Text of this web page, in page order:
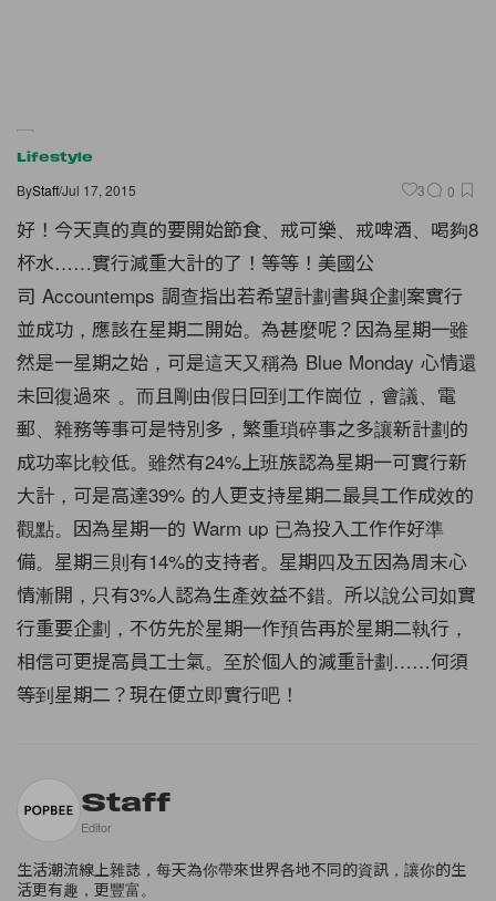
Lifestyle
ByStaff/Jul 17, 2015 3 0
好！今天真的真的要開始節食、戒可樂、戒啤酒、喝夠8
杯水……實行減重大計的了！等等！美國公
司 Accountemps 調查指出若希望計劃書與企劃案實行
並成功，應該在星期二開始。為甚麼呢？因為星期一雖
然是一星期之始，可是這天又稱為 Blue Monday 心情還
未回復過來 。而且剛由假日回到工作崗位，會議、電
郵、雜務等事可是特別多，繁重瑣碎事之多讓新計劃的
成功率比較低。雖然有24%上班族認為星期一可實行新
大計，可是高達39% 的人更支持星期二最具工作成效的
觀點。因為星期一的 Warm up 已為投入工作作好準
備。星期三則有14%的支持者。星期四及五因為周末心
情漸開，只有3%人認為生產效益不錯。所以說公司如實
行重要企劃，不仿先於星期一作預告再於星期二執行，
相信可更提高員工士氣。至於個人的減重計劃……何須
等到星期二？現在便立即實行吧！
Staff
Editor
生活潮流線上雜誌，每天為你帶來世界各地不同的資訊，讓你的生
活更有趣，更豐富。